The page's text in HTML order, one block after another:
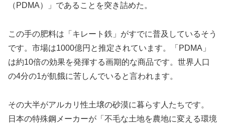
（PDMA）」であることを突き詰めた。
この手の肥料は「キレート鉄」がすでに普及しているそう
です。市場は1000億円と推定されています。「PDMA」
は約10倍の効果を発揮する画期的な商品です。世界人口
の4分の1が飢餓に苦しんでいると言われます。
その大半がアルカリ性土壌の砂漠に暮らす人たちです。
日本の特殊鋼メーカーが「不毛な土地を農地に変える環境